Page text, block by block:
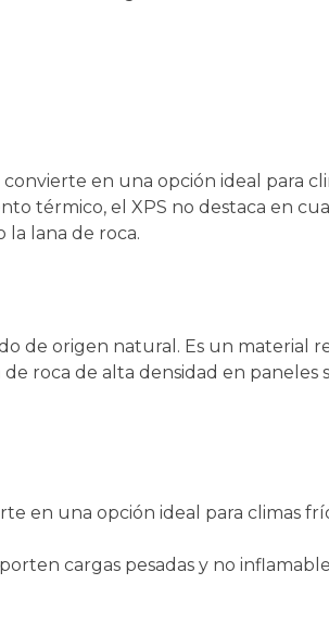
en una opción ideal para
térmico, el XPS no destaca en
lana de roca.
de origen natural. Es un material
roca de alta densidad en
en una opción ideal para climas
cargas pesadas y no